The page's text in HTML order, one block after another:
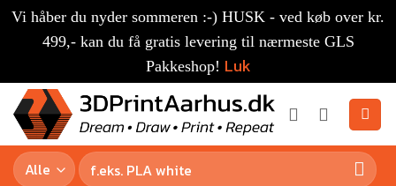
Vi håber du nyder sommeren :-) HUSK - ved køb over kr.
499,- kan du få gratis levering til nærmeste GLS
Pakkeshop! Luk